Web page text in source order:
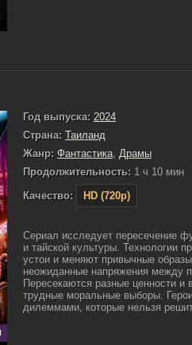
Год выпуска: 2024
Страна: Таиланд
Жанр: Фантастика Драмы
Продолжительность: 1 ч 10 мин
Качество:
HD (720p)
Сериал исследует пересечение
и тайской культуры. Технологии
устои и меняют привычные
неожиданные напряжения между
Пересекаются разные ценности и
трудные моральные выборы.
дилеммами, которые нельзя